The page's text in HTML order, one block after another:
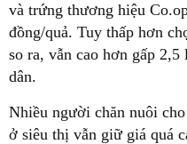
và trứng thương hiệu
đồng/quả. Tuy thấp hơn
so ra, vẫn cao hơn gấp
dân.
Nhiều người chăn nuôi
ở siêu thị vẫn giữ giá quá